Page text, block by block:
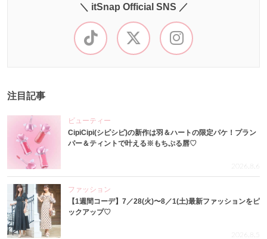
＼ itSnap Official SNS ／
注目記事
ビューティー
CipiCipi(シピシピ)の新作は羽＆ハートの限定パケ！プラン
パー＆ティントで叶える※もちぷる唇♡
2026.8.6
ファッション
【1週間コーデ】7／28(火)〜8／1(土)最新ファッションをピ
ックアップ♡
2026.8.5